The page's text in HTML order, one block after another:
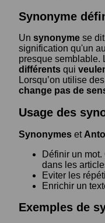
Synonyme
Un synonyme se
signification qu'un
presque semblable.
différents qui
Lorsqu’on utilise des
change pas de
Usage des
Synonymes et
Définir un mot.
dans les
Eviter les
Enrichir un
Exemples de